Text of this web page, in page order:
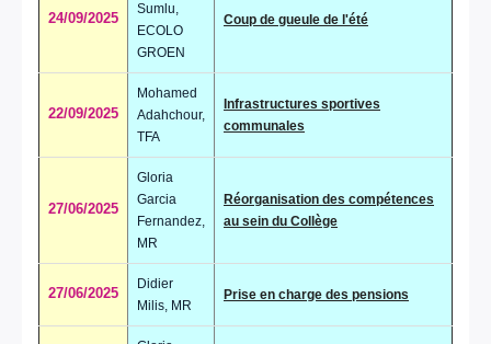
24/09/2025
Sumlu,
ECOLO
GROEN
Coup de gueule de l'été
22/09/2025
Mohamed
Adahchour,
TFA
Infrastructures sportives
communales
27/06/2025
Gloria
Garcia
Fernandez,
MR
Réorganisation des compétences
au sein du Collège
27/06/2025
Didier
Milis, MR
Prise en charge des pensions